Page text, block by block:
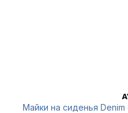
Майки на сиденья